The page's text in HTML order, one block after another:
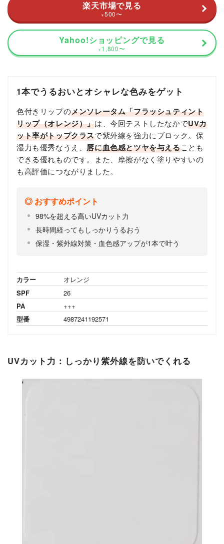
楽天市場で見る
¥ 500〜
Yahoo!ショッピングで見る
¥ 1,800〜
1本でうるおいとオシャレな色みをゲット
色付きリップのメンソレータム「フラッシュティント
リップ（オレンジ）」は、今回テストしたなかでUVカ
ット率がトップクラスで紫外線を強力にブロック。保
湿力も優秀なうえ、唇に血色感とツヤを与えることも
できる優れものです。また、摩擦がなく塗りやすいの
も高評価につながりました。
おすすめポイント
98%を超える高いUVカット力
長時間経ってもしっかりうるおう
保湿・紫外線対策・血色感アップが1本で叶う
カラー
オレンジ
SPF
26
PA
+++
型番
4987241192571
UVカット力：しっかり紫外線を防いでくれる